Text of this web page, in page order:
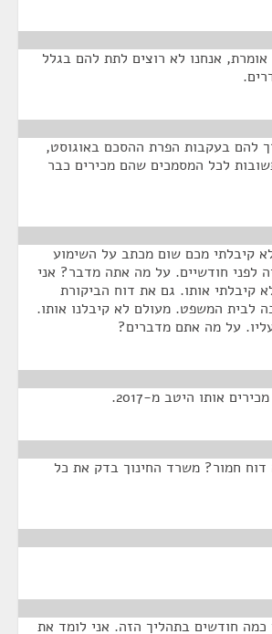
אומרת, אנחנו לא רוצים לתת להם בגלל
להם בעקבות הפרת ההסכם באוגוסט,
לכל המסמכים שהם מכירים כבר
קיבלתי מכם שום מכתב על השימוע
לפני חודשיים. על מה אתה מדבר? אני
קיבלתי אותו. גם את דוח הביקורת
לבית המשפט. מעולם לא קיבלנו אותו.
על מה אתם מדברים?
אותו היטב מ-2017.
דוח חמור? משרד החינוך בדק את כל
כמה חודשים בתהליך הזה. אני לומד את